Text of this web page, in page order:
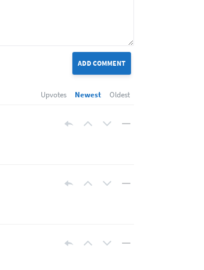
ADD COMMENT
Upvotes Newest Oldest